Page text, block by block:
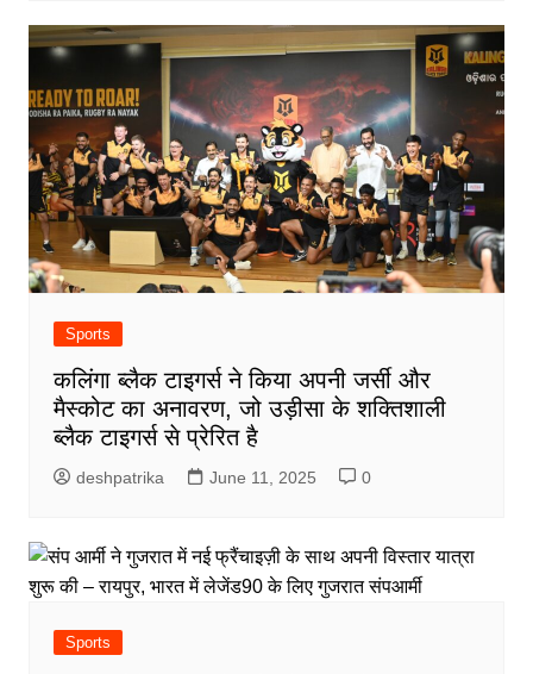
Sports
कलिंगा ब्लैक टाइगर्स ने किया अपनी जर्सी और
मैस्कोट का अनावरण, जो उड़ीसा के शक्तिशाली
ब्लैक टाइगर्स से प्रेरित है
deshpatrika June 11, 2025 0
Sports